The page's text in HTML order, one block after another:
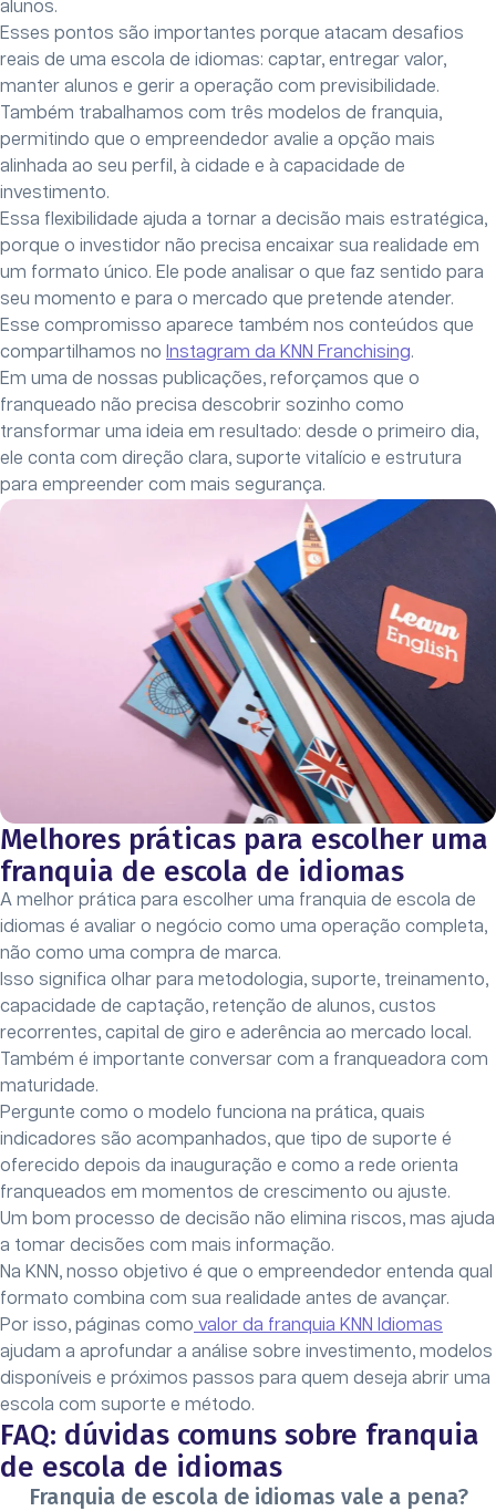
alunos.
Esses pontos são importantes porque atacam desafios
reais de uma escola de idiomas: captar, entregar valor,
manter alunos e gerir a operação com previsibilidade.
Também trabalhamos com três modelos de franquia,
permitindo que o empreendedor avalie a opção mais
alinhada ao seu perfil, à cidade e à capacidade de
investimento.
Essa flexibilidade ajuda a tornar a decisão mais estratégica,
porque o investidor não precisa encaixar sua realidade em
um formato único. Ele pode analisar o que faz sentido para
seu momento e para o mercado que pretende atender.
Esse compromisso aparece também nos conteúdos que
compartilhamos no Instagram da KNN Franchising.
Em uma de nossas publicações, reforçamos que o
franqueado não precisa descobrir sozinho como
transformar uma ideia em resultado: desde o primeiro dia,
ele conta com direção clara, suporte vitalício e estrutura
para empreender com mais segurança.
Melhores práticas para escolher uma
franquia de escola de idiomas
A melhor prática para escolher uma franquia de escola de
idiomas é avaliar o negócio como uma operação completa,
não como uma compra de marca.
Isso significa olhar para metodologia, suporte, treinamento,
capacidade de captação, retenção de alunos, custos
recorrentes, capital de giro e aderência ao mercado local.
Também é importante conversar com a franqueadora com
maturidade.
Pergunte como o modelo funciona na prática, quais
indicadores são acompanhados, que tipo de suporte é
oferecido depois da inauguração e como a rede orienta
franqueados em momentos de crescimento ou ajuste.
Um bom processo de decisão não elimina riscos, mas ajuda
a tomar decisões com mais informação.
Na KNN, nosso objetivo é que o empreendedor entenda qual
formato combina com sua realidade antes de avançar.
Por isso, páginas como valor da franquia KNN Idiomas
ajudam a aprofundar a análise sobre investimento, modelos
disponíveis e próximos passos para quem deseja abrir uma
escola com suporte e método.
FAQ: dúvidas comuns sobre franquia
de escola de idiomas
Franquia de escola de idiomas vale a pena?